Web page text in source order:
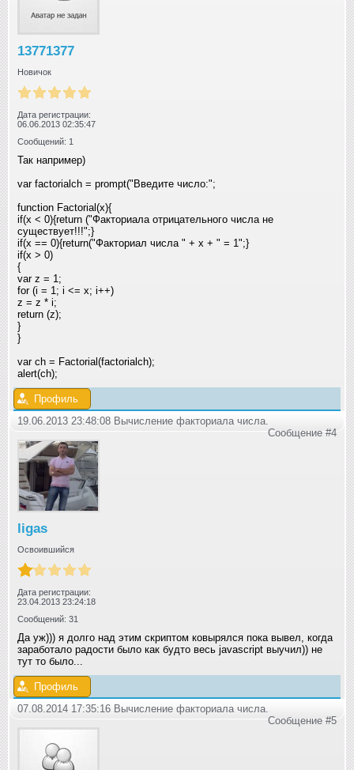
13771377
Новичок
Дата регистрации:
06.06.2013 02:35:47
Сообщений: 1
Так например)
var factorialch = prompt("Введите число:";
function Factorial(x){
if(x < 0){return ("Факториала отрицательного числа не
существует!!!";}
if(x == 0){return("Факториал числа " + x + " = 1";}
if(x > 0)
{
var z = 1;
for (i = 1; i <= x; i++)
z = z * i;
return (z);
}
}
var ch = Factorial(factorialch);
alert(ch);
Профиль
19.06.2013 23:48:08 Вычисление факториала числа.
Сообщение #4
ligas
Освоившийся
Дата регистрации:
23.04.2013 23:24:18
Сообщений: 31
Да уж))) я долго над этим скриптом ковырялся пока вывел, когда
заработало радости было как будто весь javascript выучил)) не
тут то было...
Профиль
07.08.2014 17:35:16 Вычисление факториала числа.
Сообщение #5